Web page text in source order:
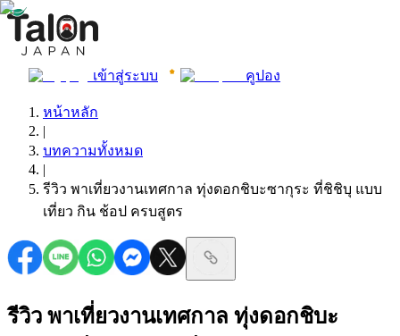
เข้าสู่ระบบ คูปอง
หน้าหลัก
|
บทความทั้งหมด
|
รีวิว พาเที่ยวงานเทศกาล ทุ่งดอกชิบะซากุระ ที่ชิชิบุ แบบ
เที่ยว กิน ช้อป ครบสูตร
รีวิว พาเที่ยวงานเทศกาล ทุ่งดอกชิบะ